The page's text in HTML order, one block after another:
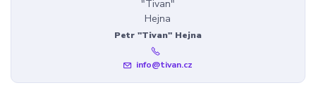
Petr "Tivan" Hejna
info@tivan.cz